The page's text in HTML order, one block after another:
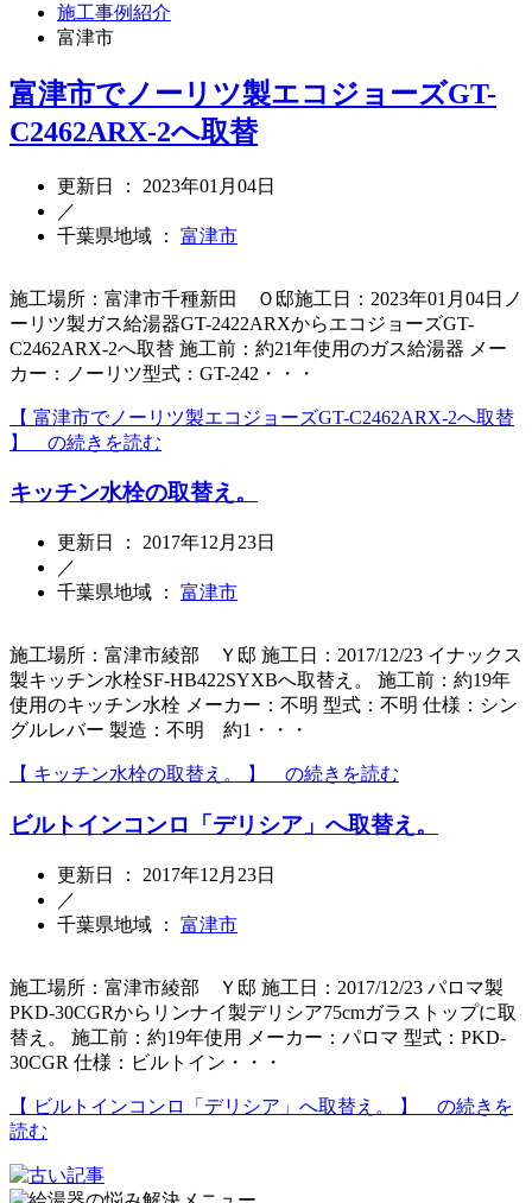
施工事例紹介
富津市
富津市でノーリツ製エコジョーズGT-
C2462ARX-2へ取替
更新日 ： 2023年01月04日
／
千葉県地域 ： 富津市
施工場所：富津市千種新田 Ｏ邸施工日：2023年01月04日ノ
ーリツ製ガス給湯器GT-2422ARXからエコジョーズGT-
C2462ARX-2へ取替 施工前：約21年使用のガス給湯器 メー
カー：ノーリツ型式：GT-242・・・
【 富津市でノーリツ製エコジョーズGT-C2462ARX-2へ取替
】 の続きを読む
キッチン水栓の取替え。
更新日 ： 2017年12月23日
／
千葉県地域 ： 富津市
施工場所：富津市綾部 Ｙ邸 施工日：2017/12/23 イナックス
製キッチン水栓SF-HB422SYXBへ取替え。 施工前：約19年
使用のキッチン水栓 メーカー：不明 型式：不明 仕様：シン
グルレバー 製造：不明 約1・・・
【 キッチン水栓の取替え。 】 の続きを読む
ビルトインコンロ「デリシア」へ取替え。
更新日 ： 2017年12月23日
／
千葉県地域 ： 富津市
施工場所：富津市綾部 Ｙ邸 施工日：2017/12/23 パロマ製
PKD-30CGRからリンナイ製デリシア75cmガラストップに取
替え。 施工前：約19年使用 メーカー：パロマ 型式：PKD-
30CGR 仕様：ビルトイン・・・
【 ビルトインコンロ「デリシア」へ取替え。 】 の続きを
読む